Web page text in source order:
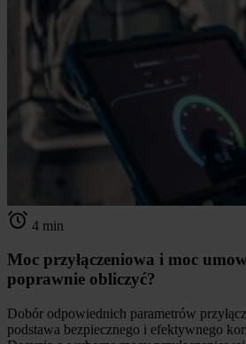
4 min
Moc przyłączeniowa i moc
poprawnie obliczyć?
Dobór odpowiednich parametrów
podstawa bezpiecznego i efektywnego